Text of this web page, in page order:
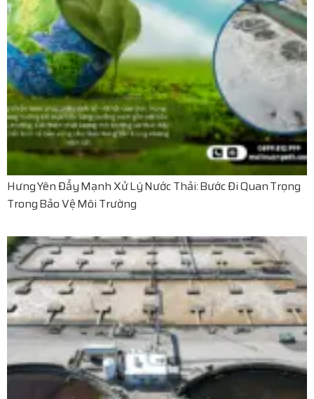
Hưng Yên Đẩy Mạnh Xử Lý Nước Thải: Bước Đi Quan Trọng
Trong Bảo Vệ Môi Trường